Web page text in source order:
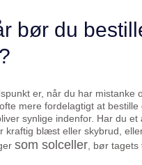
bør du
er, når du har mistanke
mere fordelagtigt at
synlige indenfor. Har du
kraftig blæst eller skybrud,
som solceller , bør